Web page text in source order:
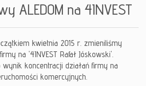
Oferty
ALEDOM na 4INVEST
kwietnia 2015 r. zmieniliśmy
na '4INVEST Rafał Jóskowski'.
koncentracji działań firmy na
komercyjnych.